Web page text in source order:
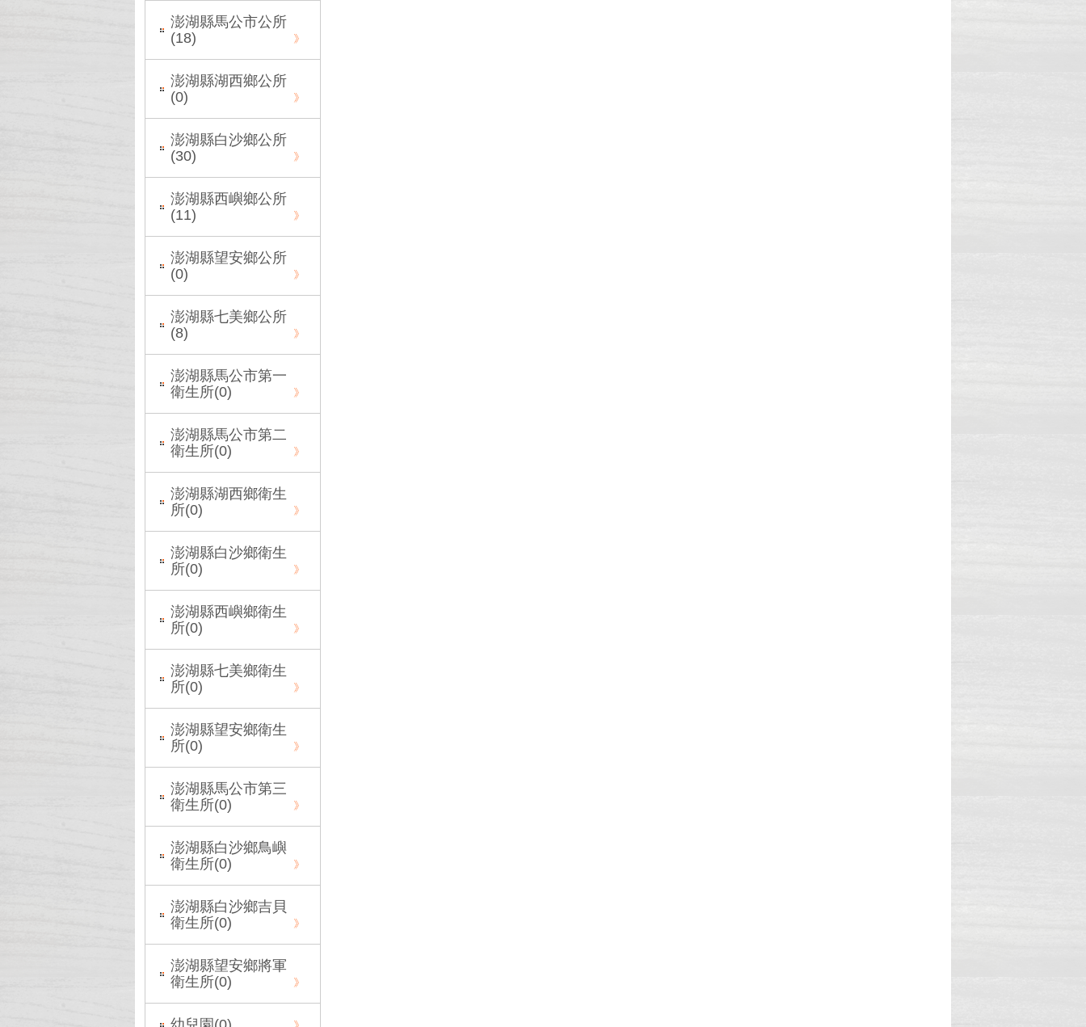
澎湖縣馬公市公所
(18)
澎湖縣湖西鄉公所
(0)
澎湖縣白沙鄉公所
(30)
澎湖縣西嶼鄉公所
(11)
澎湖縣望安鄉公所
(0)
澎湖縣七美鄉公所
(8)
澎湖縣馬公市第一
衛生所(0)
澎湖縣馬公市第二
衛生所(0)
澎湖縣湖西鄉衛生
所(0)
澎湖縣白沙鄉衛生
所(0)
澎湖縣西嶼鄉衛生
所(0)
澎湖縣七美鄉衛生
所(0)
澎湖縣望安鄉衛生
所(0)
澎湖縣馬公市第三
衛生所(0)
澎湖縣白沙鄉鳥嶼
衛生所(0)
澎湖縣白沙鄉吉貝
衛生所(0)
澎湖縣望安鄉將軍
衛生所(0)